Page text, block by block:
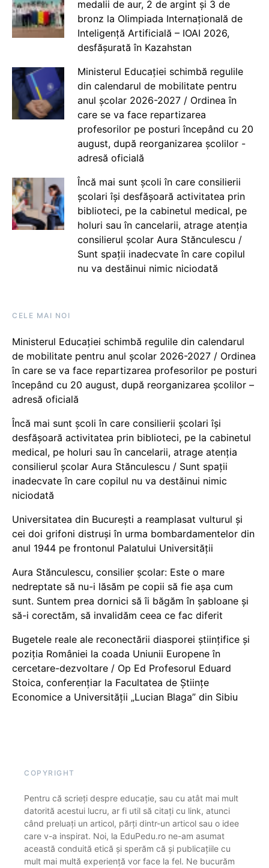
medalii de aur, 2 de argint și 3 de
bronz la Olimpiada Internațională de
Inteligență Artificială – IOAI 2026,
desfășurată în Kazahstan
Ministerul Educației schimbă regulile
din calendarul de mobilitate pentru
anul școlar 2026-2027 / Ordinea în
care se va face repartizarea
profesorilor pe posturi începând cu 20
august, după reorganizarea școlilor -
adresă oficială
Încă mai sunt școli în care consilierii
școlari își desfășoară activitatea prin
biblioteci, pe la cabinetul medical, pe
holuri sau în cancelarii, atrage atenția
consilierul școlar Aura Stănculescu /
Sunt spații inadecvate în care copilul
nu va destăinui nimic niciodată
CELE MAI NOI
Ministerul Educației schimbă regulile din calendarul
de mobilitate pentru anul școlar 2026-2027 / Ordinea
în care se va face repartizarea profesorilor pe posturi
începând cu 20 august, după reorganizarea școlilor –
adresă oficială
Încă mai sunt școli în care consilierii școlari își
desfășoară activitatea prin biblioteci, pe la cabinetul
medical, pe holuri sau în cancelarii, atrage atenția
consilierul școlar Aura Stănculescu / Sunt spații
inadecvate în care copilul nu va destăinui nimic
niciodată
Universitatea din București a reamplasat vulturul și
cei doi grifoni distruși în urma bombardamentelor din
anul 1944 pe frontonul Palatului Universității
Aura Stănculescu, consilier școlar: Este o mare
nedreptate să nu-i lăsăm pe copii să fie așa cum
sunt. Suntem prea dornici să îi băgăm în șabloane și
să-i corectăm, să invalidăm ceea ce fac diferit
Bugetele reale ale reconectării diasporei științifice și
poziția României la coada Uniunii Europene în
cercetare-dezvoltare / Op Ed Profesorul Eduard
Stoica, conferențiar la Facultatea de Științe
Economice a Universității „Lucian Blaga” din Sibiu
COPYRIGHT
Pentru că scrieți despre educație, sau cu atât mai mult
datorită acestui lucru, ar fi util să citați cu link, atunci
când preluați un articol, părți dintr-un articol sau o idee
care v-a inspirat. Noi, la EduPedu.ro ne-am asumat
această conduită etică și sperăm că și publicațiile cu
mult mai multă experiență vor face la fel. Ne bucurăm